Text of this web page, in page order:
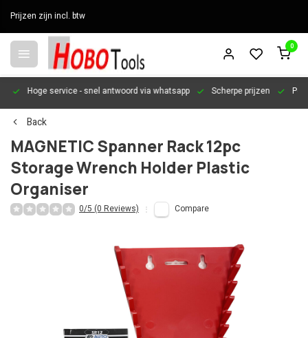
Prijzen zijn incl. btw
0
Hoge service- snel antwoord via whatsapp Scherpe prijzen
Back
MAGNETIC Spanner Rack 12pc
Storage Wrench Holder Plastic
Organiser
0/5 (0 Reviews) Compare